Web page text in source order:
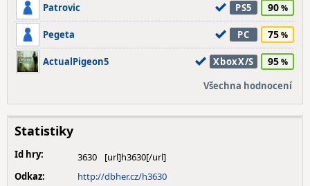
Patrovic PS5 90
Pegeta PC 75
ActualPigeon5 XboxX/S 95
Všechna hodnocení
Statistiky
Id hry:
3630
Odkaz:
http://dbher.cz/h3630